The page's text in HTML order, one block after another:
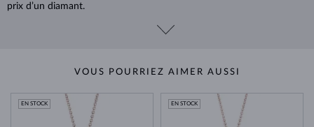
prix d’un diamant.
VOUS POURRIEZ AIMER AUSSI
EN STOCK EN STOCK